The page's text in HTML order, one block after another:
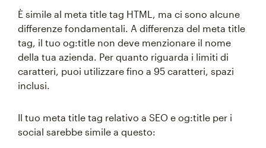
È simile al meta title tag HTML, ma ci sono alcune
differenze fondamentali. A differenza del meta title
tag, il tuo og:title non deve menzionare il nome
della tua azienda. Per quanto riguarda i limiti di
caratteri, puoi utilizzare fino a 95 caratteri, spazi
inclusi.
Il tuo meta title tag relativo a SEO e og:title per i
social sarebbe simile a questo: